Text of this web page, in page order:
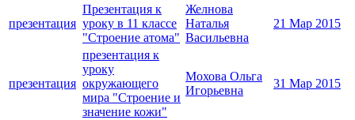
презентация
Презентация к
уроку в 11 классе
"Строение атома"
Желнова
Наталья
Васильевна
21 Мар 2015
презентация
презентация к
уроку
окружающего
мира "Строение и
значение кожи"
Мохова Ольга
Игорьевна
31 Мар 2015